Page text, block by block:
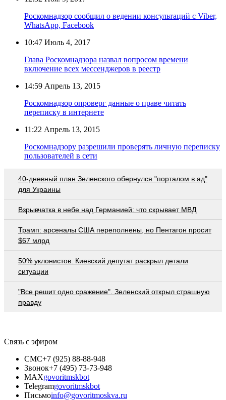
Роскомнадзор сообщил о ведении консультаций с Viber,
WhatsApp, Facebook
10:47 Июль 4, 2017
Глава Роскомнадзора назвал вопросом времени
включение всех мессенджеров в реестр
14:59 Апрель 13, 2015
Роскомнадзор опроверг данные о праве читать
переписку в интернете
11:22 Апрель 13, 2015
Роскомнадзору разрешили проверять личную переписку
пользователей в сети
40-дневный план Зеленского обернулся "порталом в ад"
для Украины
Взрывчатка в небе над Германией: что скрывает МВД
Трамп: арсеналы США переполнены, но Пентагон просит
$67 млрд
50% уклонистов. Киевский депутат раскрыл детали
ситуации
"Все решит одно сражение". Зеленский открыл страшную
правду
Связь с эфиром
СМС+7 (925) 88-88-948
Звонок+7 (495) 73-73-948
MAXgovoritmskbot
Telegramgovoritmskbot
Письмоinfo@govoritmoskva.ru